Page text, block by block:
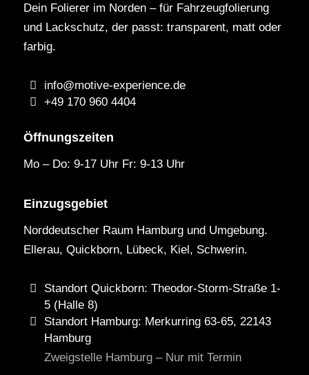
Dein Folierer im Norden – für Fahrzeugfolierung
und Lackschutz, der passt: transparent, matt oder
farbig.
info@motive-experience.de
+49 170 960 4404
Öffnungszeiten
Mo – Do: 9-17 Uhr Fr: 9-13 Uhr
Einzugsgebiet
Norddeutscher Raum Hamburg und Umgebung.
Ellerau, Quickborn, Lübeck, Kiel, Schwerin.
Standort Quickborn: Theodor-Storm-Straße 1-
5 (Halle 8)
Standort Hamburg: Merkurring 63-65, 22143
Hamburg
Zweigstelle Hamburg – Nur mit Termin